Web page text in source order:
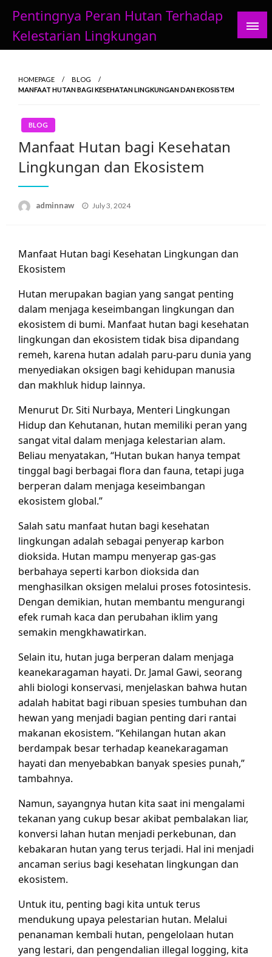
content
Pentingnya Peran Hutan Terhadap
Kelestarian Lingkungan
HOMEPAGE
BLOG
MANFAAT HUTAN BAGI KESEHATAN LINGKUNGAN DAN EKOSISTEM
BLOG
Manfaat Hutan bagi Kesehatan
Lingkungan dan Ekosistem
adminnaw
Posted
July 3, 2024
Manfaat Hutan bagi Kesehatan Lingkungan dan
Ekosistem
Hutan merupakan bagian yang sangat penting
dalam menjaga keseimbangan lingkungan dan
ekosistem di bumi. Manfaat hutan bagi kesehatan
lingkungan dan ekosistem tidak bisa dipandang
remeh, karena hutan adalah paru-paru dunia yang
menyediakan oksigen bagi kehidupan manusia
dan makhluk hidup lainnya.
Menurut Dr. Siti Nurbaya, Menteri Lingkungan
Hidup dan Kehutanan, hutan memiliki peran yang
sangat vital dalam menjaga kelestarian alam.
Beliau menyatakan, “Hutan bukan hanya tempat
tinggal bagi berbagai flora dan fauna, tetapi juga
berperan dalam menjaga keseimbangan
ekosistem global.”
Salah satu manfaat hutan bagi kesehatan
lingkungan adalah sebagai penyerap karbon
dioksida. Hutan mampu menyerap gas-gas
berbahaya seperti karbon dioksida dan
menghasilkan oksigen melalui proses fotosintesis.
Dengan demikian, hutan membantu mengurangi
efek rumah kaca dan perubahan iklim yang
semakin mengkhawatirkan.
Selain itu, hutan juga berperan dalam menjaga
keanekaragaman hayati. Dr. Jamal Gawi, seorang
ahli biologi konservasi, menjelaskan bahwa hutan
adalah habitat bagi ribuan spesies tumbuhan dan
hewan yang menjadi bagian penting dari rantai
makanan ekosistem. “Kehilangan hutan akan
berdampak besar terhadap keanekaragaman
hayati dan menyebabkan banyak spesies punah,”
tambahnya.
Namun, sayangnya hutan kita saat ini mengalami
tekanan yang cukup besar akibat pembalakan liar,
konversi lahan hutan menjadi perkebunan, dan
kebakaran hutan yang terus terjadi. Hal ini menjadi
ancaman serius bagi kesehatan lingkungan dan
ekosistem.
Untuk itu, penting bagi kita untuk terus
mendukung upaya pelestarian hutan. Melalui
penanaman kembali hutan, pengelolaan hutan
yang lestari, dan pengendalian illegal logging, kita